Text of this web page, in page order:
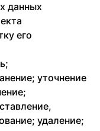
данных
его
уточнение
удаление;